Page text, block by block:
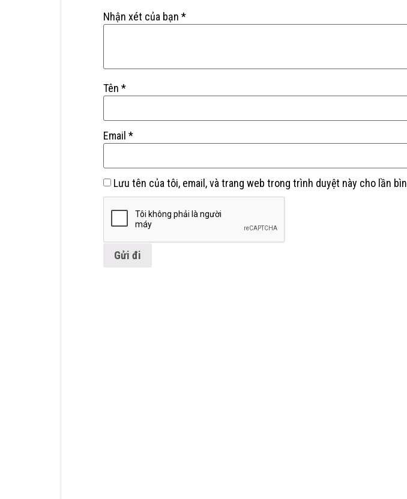
Nhận xét của bạn *
Tên *
Email *
Lưu tên của tôi, email, và trang web trong trình duyệt này cho lần